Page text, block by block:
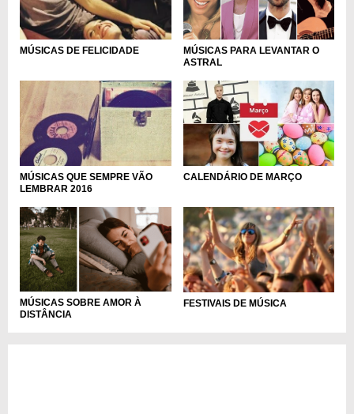
MÚSICAS DE FELICIDADE
MÚSICAS PARA LEVANTAR O
ASTRAL
MÚSICAS QUE SEMPRE VÃO
LEMBRAR 2016
CALENDÁRIO DE MARÇO
MÚSICAS SOBRE AMOR À
DISTÂNCIA
FESTIVAIS DE MÚSICA